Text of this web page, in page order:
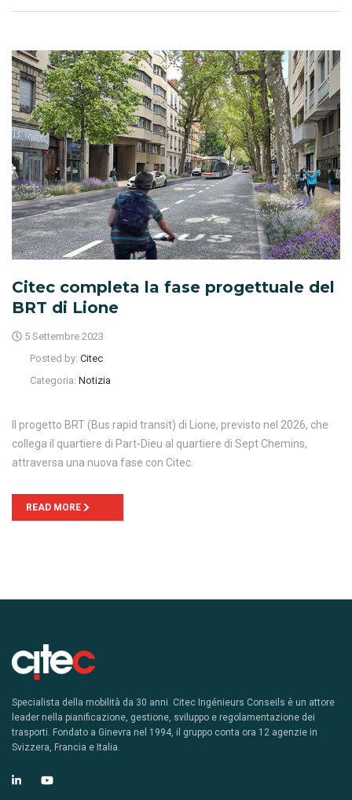
Citec completa la fase progettuale del
BRT di Lione
5 Settembre 2023
Posted by: Citec
Categoria: Notizia
Il progetto BRT (Bus rapid transit) di Lione, previsto nel 2026, che
collega il quartiere di Part-Dieu al quartiere di Sept Chemins,
attraversa una nuova fase con Citec.
READ MORE
Specialista della mobilità da 30 anni. Citec Ingénieurs Conseils è un attore
leader nella pianificazione, gestione, sviluppo e regolamentazione dei
trasporti. Fondato a Ginevra nel 1994, il gruppo conta ora 12 agenzie in
Svizzera, Francia e Italia.